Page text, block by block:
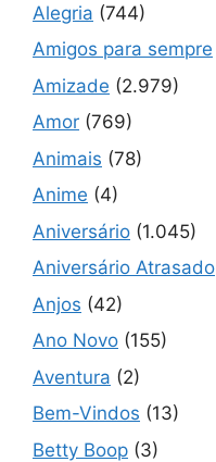
Alegria (744)
Amigos para sempre
Amizade (2.979)
Amor (769)
Animais (78)
Anime (4)
Aniversário (1.045)
Aniversário Atrasado
Anjos (42)
Ano Novo (155)
Aventura (2)
Bem-Vindos (13)
Betty Boop (3)